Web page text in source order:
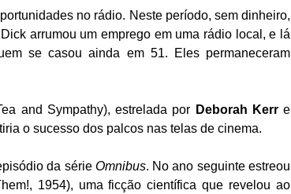
no rádio. Neste período, sem dinheiro,
arrumou um emprego em uma rádio local, e lá
se casou ainda em 51. Eles permaneceram
and Sympathy), estrelada por Deborah Kerre
o sucesso dos palcos nas telas de cinema.
da série Omnibus. No ano seguinte estreou
1954), uma ficção científica que revelou ao